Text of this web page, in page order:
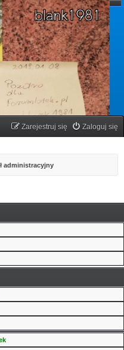
Zaloguj się
Zarejestruj się
administracyjny